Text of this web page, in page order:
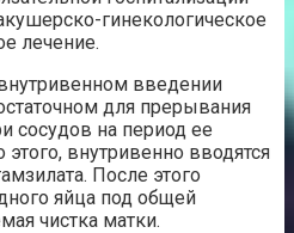
гинекологическое
лечение.
введении
для прерывания
сосудов на период ее
внутривенно вводятся
После этого
яйца под общей
чистка матки.